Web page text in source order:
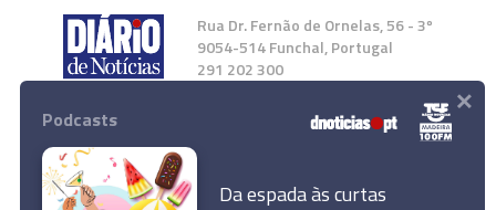
Rua Dr. Fernão de Ornelas, 56 - 3º
9054-514 Funchal, Portugal
291 202 300
Instale a nossa App
Podcasts
Da espada às curtas
×